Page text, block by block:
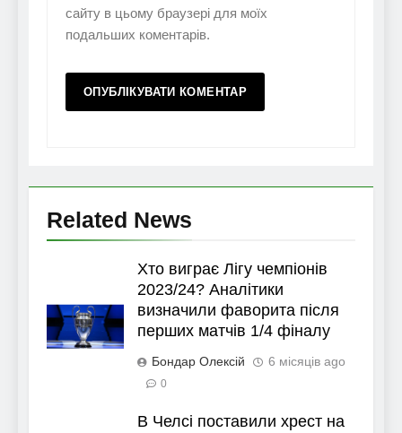
сайту в цьому браузері для моїх
подальших коментарів.
Related News
Хто виграє Лігу чемпіонів
2023/24? Аналітики
визначили фаворита після
перших матчів 1/4 фіналу
Бондар Олексій 6 місяців ago
0
В Челсі поставили хрест на